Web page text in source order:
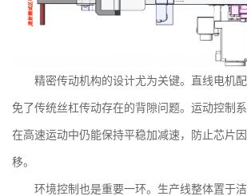
精密传动机构的设计尤为关键。直线电机
免了传统丝杠传动存在的背隙问题。运动控制系
在高速运动中仍能保持平稳加减速，防止芯片
移。
环境控制也是重要一环。生产线整体置于